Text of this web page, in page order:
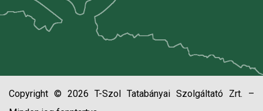
Copyright © 2026 T-Szol Tatabányai Szolgáltató Zrt. –